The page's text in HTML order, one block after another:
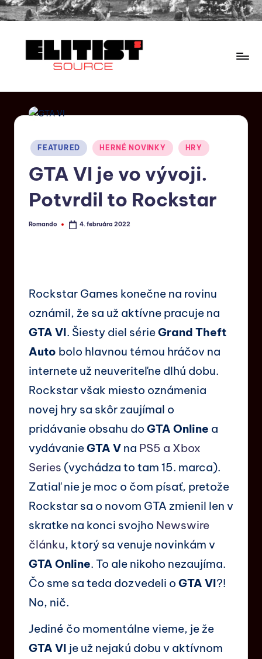
FEATURED HERNÉ NOVINKY HRY
GTA VI je vo vývoji.
Potvrdil to Rockstar
Romando 4. februára 2022
Rockstar Games konečne na rovinu
oznámil, že sa už aktívne pracuje na
GTA VI. Šiesty diel sérieGrand Theft
Auto bolo hlavnou témou hráčov na
internete už neuveriteľne dlhú dobu.
Rockstar však miesto oznámenia
novej hry sa skôr zaujímal o
pridávanie obsahu do GTA Online a
vydávanieGTA V na PS5 a Xbox
Series (vychádza to tam 15. marca).
Zatiaľ nie je moc o čom písať, pretože
Rockstar sa o novom GTA zmienil len v
skratke na konci svojho Newswire
článku, ktorý sa venuje novinkám v
GTA Online. To ale nikoho nezaujíma.
Čo sme sa teda dozvedeli o GTA VI?!
No, nič.
Jediné čo momentálne vieme, je že
GTA VI je už nejakú dobu v aktívnom